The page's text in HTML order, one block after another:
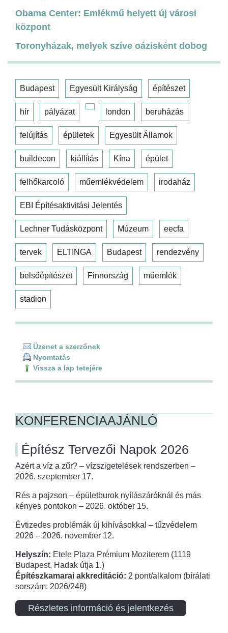
Obama Center: Emlékmű helyett új városi
központ
Toronyházak, melyek szíve oázisként dobog
Budapest Egyesült Királyság építészet
hír pályázat london beruházás
felújítás épületek Egyesült Államok
buildecon kiállítás Kína épület
felhőkarcoló műemlékvédelem irodaház
EBI Építésaktivitási Jelentés
Lechner Tudásközpont Múzeum eecfa
tervek ELTINGA Budapest rendezvény
belsőépítészet Finnország műemlék
stadion
Üzenet a szerzőnek
Nyomtatás
Vissza a lap tetejére
KONFERENCIAAJÁNLÓ
Építész Tervezői Napok 2026
Azért a víz a zűr? – vízszigetelések rendszerben –
2026. szeptember 17.
Rés a pajzson – épületburok nyílászáróknál és más
kényes pontokon – 2026. október 15.
Évtizedes problémák új kihívásokkal – tűzvédelem
2026 – 2026. november 12.
Helyszín: Etele Plaza Prémium Moziterem (1119
Budapest, Hadak útja 1.)
Építészkamarai akkreditáció: 2 pont/alkalom (bírálati
sorszám: 2026/248)
Részletes információ és jelentkezés